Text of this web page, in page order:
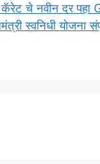
चे नवीन दर पहा
स्वनिधी योजना